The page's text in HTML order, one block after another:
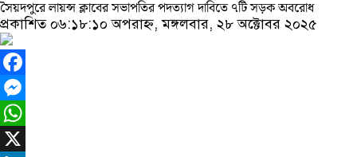
সৈয়দপুরে লায়ন্স ক্লাবের সভাপতির পদত্যাগ দাবিতে ৭টি সড়ক অবরোধ
প্রকাশিত ০৬:১৮:১০ অপরাহ্ন, মঙ্গলবার, ২৮ অক্টোবর ২০২৫
Facebook
Messenger
WhatsApp